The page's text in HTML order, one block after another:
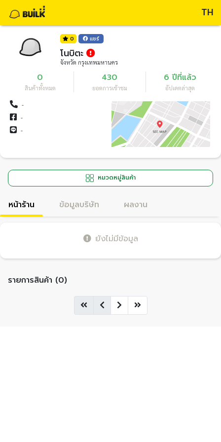
TH
0 แชร์
โนบิตะ
จังหวัด กรุงเทพมหานคร
0
สินค้าทั้งหมด
430
ยอดการเข้าชม
6 ปีที่แล้ว
อัปเดตล่าสุด
-
-
-
หมวดหมู่สินค้า
หน้าร้าน ข้อมูลบริษัท ผลงาน
ยังไม่มีข้อมูล
รายการสินค้า (0)